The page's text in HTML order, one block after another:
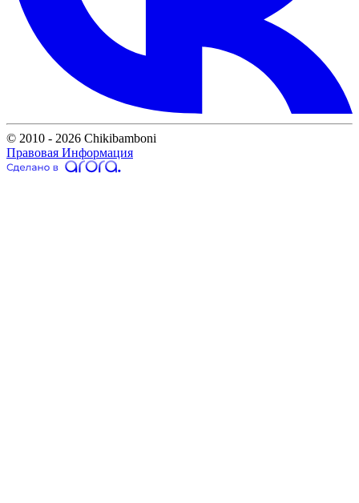
© 2010 - 2026 Chikibamboni
Правовая Информация